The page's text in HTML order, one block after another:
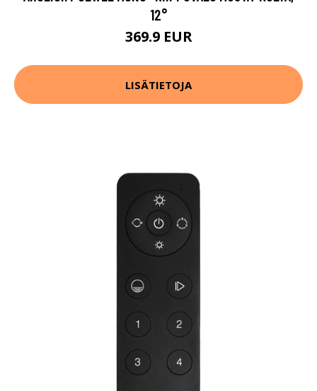
12°
369.9 EUR
LISÄTIETOJA